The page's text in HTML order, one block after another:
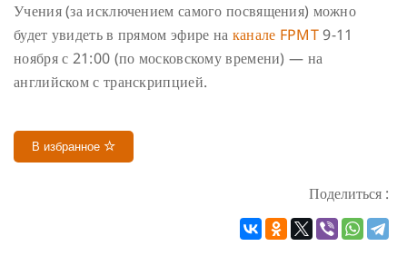
Учения (за исключением самого посвящения) можно
будет увидеть в прямом эфире на канале FPMT9-11
ноября с 21:00 (по московскому времени) — на
английском с транскрипцией.
В избранное
Поделиться :